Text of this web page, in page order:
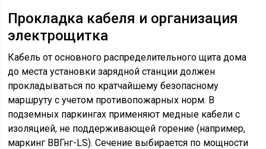
Прокладка кабеля и организация
электрощитка
Кабель от основного распределительного щита дома
до места установки зарядной станции должен
прокладываться по кратчайшему безопасному
маршруту с учетом противопожарных норм. В
подземных паркингах применяют медные кабели с
изоляцией, не поддерживающей горение (например,
маркинг ВВГнг-LS). Сечение выбирается по мощности